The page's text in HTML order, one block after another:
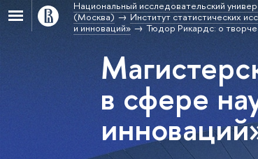
Национальный исследовательский
(Москва)
Институт статистических
и инноваций»
Тюдор Рикардс: о
в сфере